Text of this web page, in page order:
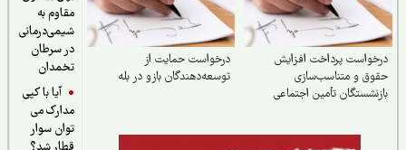
مقاوم به
شیمی‌درمانی
در سرطان
تخمدان
آیا با کپی
مدارک می
توان سوار
پرداخت افزایش
و متناسب‌سازی
تأمین اجتماعی
درخواست حمایت از
توسعه‌دهندگان بازو در بله